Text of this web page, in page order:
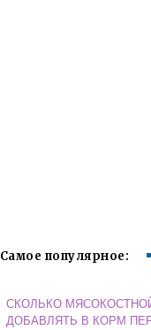
Самое популярное:
СКОЛЬКО
ДОБАВЛЯТЬ В КОРМ